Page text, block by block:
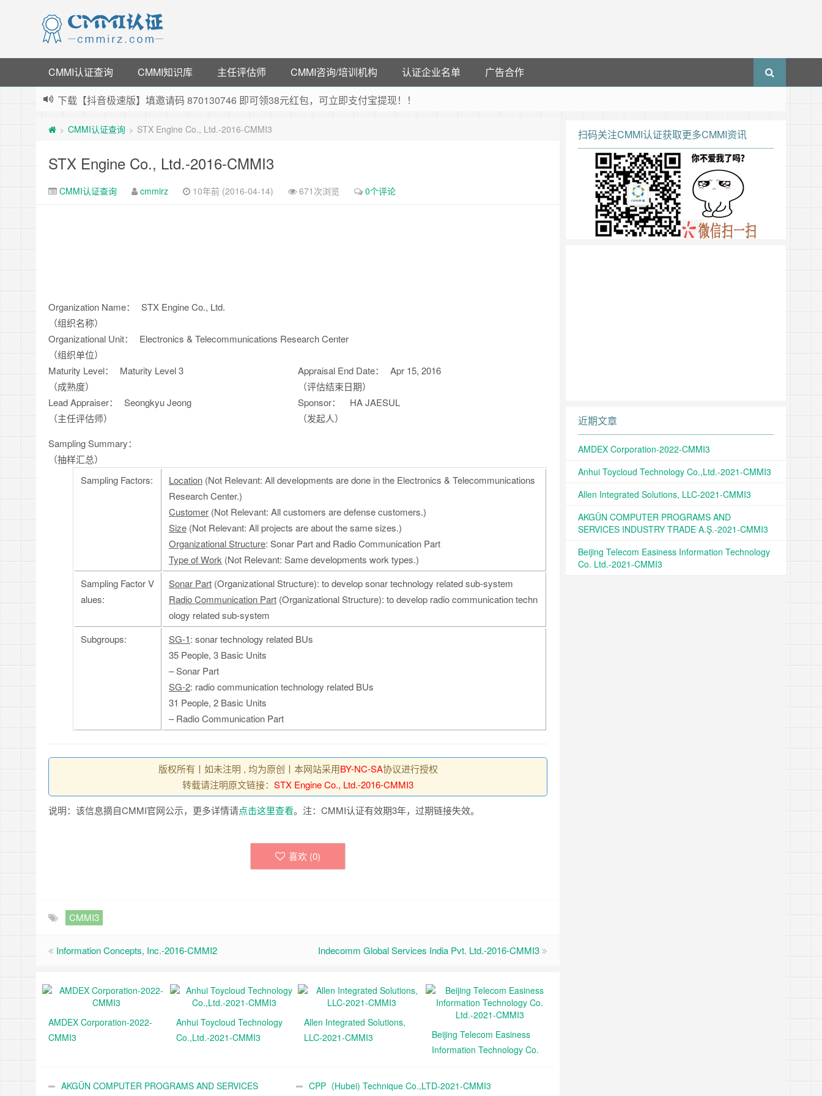
CMMI认证查询 CMMI知识库 主任评估师 CMMI咨询/培训机构 认证企业名单
广告合作
下载【抖音极速版】填邀请码 870130746 即可领38元红包，可立即支付宝提现！！
指定云产品最高¥2000元代金券（限新用户） ， 猛戳抢购阿里云主机
老薛主机-优质海外主机服务商，猛戳抢购，推荐码codebye 可享25%折扣
> CMMI认证查询 > STX Engine Co., Ltd.-2016-CMMI3
STX Engine Co., Ltd.-2016-CMMI3
CMMI认证查询 cmmirz 10年前 (2016-04-14) 671次浏览 0个评论
Organization Name：
（组织名称）
STX Engine Co., Ltd.
Organizational Unit：
（组织单位）
Electronics & Telecommunications Research Center
Maturity Level：
（成熟度）
Maturity Level 3
Appraisal End Date：
（评估结束日期）
Apr 15, 2016
Lead Appraiser：
（主任评估师）
Seongkyu Jeong
Sponsor：
（发起人）
HA JAESUL
Sampling Summary：
（抽样汇总）
Sampling Factors:
Location (Not Relevant: All developments are done in the Electronics & Telecommunications
Research Center.)
Customer (Not Relevant: All customers are defense customers.)
Size (Not Relevant: All projects are about the same sizes.)
Organizational Structure: Sonar Part and Radio Communication Part
Type of Work (Not Relevant: Same developments work types.)
Sampling Factor V
alues:
Sonar Part (Organizational Structure): to develop sonar technology related sub-system
Radio Communication Part (Organizational Structure): to develop radio communication techn
ology related sub-system
Subgroups:
SG-1: sonar technology related BUs
35 People, 3 Basic Units
– Sonar Part
SG-2: radio communication technology related BUs
31 People, 2 Basic Units
– Radio Communication Part
版权所有丨如未注明 , 均为原创丨本网站采用BY-NC-SA协议进行授权
转载请注明原文链接： STX Engine Co., Ltd.-2016-CMMI3
说明：该信息摘自CMMI官网公示，更多详情请点击这里查看。注：CMMI认证有效期3年，过期链接失效。
喜欢 (0)
CMMI3
Information Concepts, Inc.-2016-CMMI2 Indecomm Global Services India Pvt. Ltd.-2016-CMMI3
AMDEX Corporation-2022-
CMMI3
Anhui Toycloud Technology
Co.,Ltd.-2021-CMMI3
Allen Integrated Solutions,
LLC-2021-CMMI3
Beijing Telecom Easiness
Information Technology Co.
AKGÜN COMPUTER PROGRAMS AND SERVICES
CPP（Hubei) Technique Co.,LTD-2021-CMMI3
扫码关注CMMI认证获取更多CMMI资讯
近期文章
AMDEX Corporation-2022-CMMI3
Anhui Toycloud Technology Co.,Ltd.-2021-CMMI3
Allen Integrated Solutions, LLC-2021-CMMI3
AKGÜN COMPUTER PROGRAMS AND
SERVICES INDUSTRY TRADE A.Ş.-2021-CMMI3
Beijing Telecom Easiness Information Technology
Co. Ltd.-2021-CMMI3